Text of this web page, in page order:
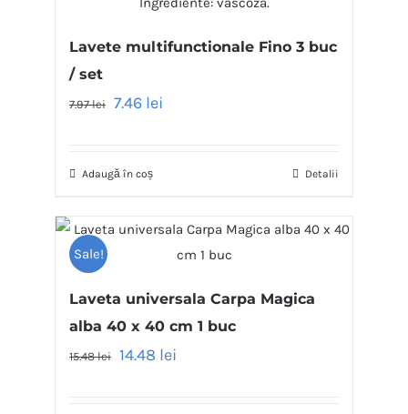
Lavete multifunctionale Fino 3 buc
/ set
7.97lei 7.46 lei
Adaugă în coș Detalii
Sale!
Laveta universala Carpa Magica
alba 40 x 40 cm 1 buc
15.48lei 14.48 lei